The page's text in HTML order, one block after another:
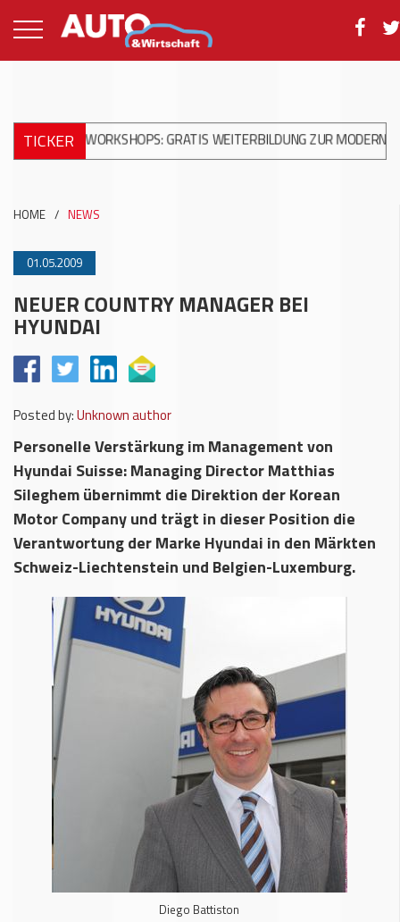
TICKER
WORKSHOPS: GRATIS WEITERBILDUNG ZUR MODERNEN
HOME / NEWS
01.05.2009
NEUER COUNTRY MANAGER BEI
HYUNDAI
Posted by:Unknown author
Personelle Verstärkung im Management von
Hyundai Suisse: Managing Director Matthias
Sileghem übernimmt die Direktion der Korean
Motor Company und trägt in dieser Position die
Verantwortung der Marke Hyundai in den Märkten
Schweiz-Liechtenstein und Belgien-Luxemburg.
Diego Battiston